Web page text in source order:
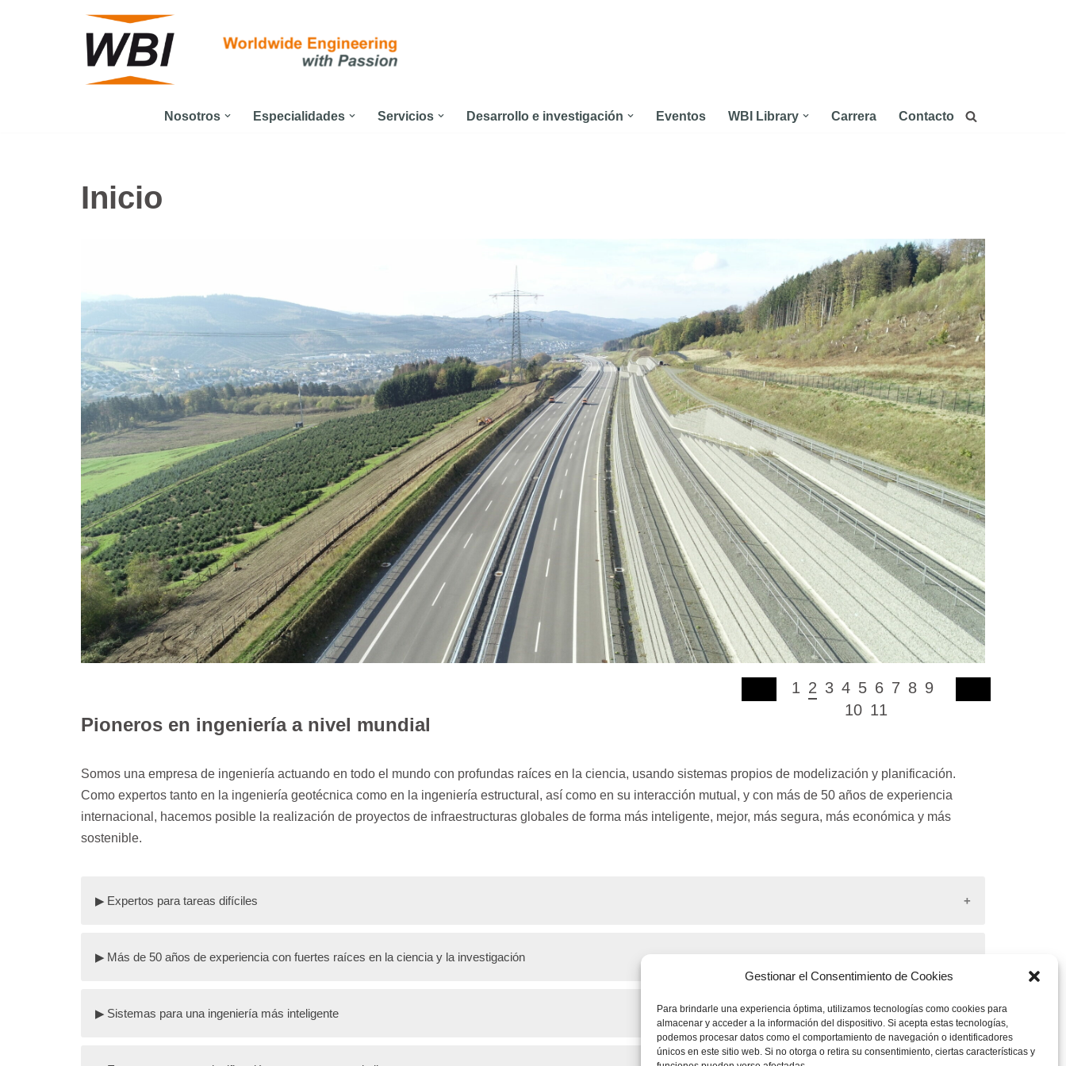
Gestionar el Consentimiento de Cookies
Para brindarle una experiencia óptima, utilizamos tecnologías como cookies para
almacenar y acceder a la información del dispositivo. Si acepta estas tecnologías,
podemos procesar datos como el comportamiento de navegación o identificadores
únicos en este sitio web. Si no otorga o retira su consentimiento, ciertas características y
Nosotros Especialidades Servicios Desarrollo e investigación Eventos WBI Library Carrera Contacto
Inicio
1 2 3 4 5 6 7 8 9
10 11
Pioneros en ingeniería a nivel mundial
Somos una empresa de ingeniería actuando en todo el mundo con profundas raíces en la ciencia, usando sistemas propios de modelización y planificación.
Como expertos tanto en la ingeniería geotécnica como en la ingeniería estructural, así como en su interacción mutual, y con más de 50 años de experiencia
internacional, hacemos posible la realización de proyectos de infraestructuras globales de forma más inteligente, mejor, más segura, más económica y más
sostenible.
Expertos para tareas difíciles
hidroeléctricas, taludes y terraplenes, construcción profunda y cimentaciones.
Our services cover the whole range of planning and design – from feasibility to detailed – as well as ground and tunneling expertises, review of designs, site
supervision, monitoring and technical advisory and expert services. We are renowed globally for solving tasks that require high skills, the best systems, and
Más de 50 años de experiencia con fuertes raíces en la ciencia y la investigación
México, Santiago de Chile y Lima, Perú.
El fundador de WBI, el profesor Dr.-Ing. E.h. Walter Wittke, es una autoridad mundialmente reconocida en el campo de la ingeniería geotécnica con más de
Sistemas para una ingeniería más inteligente
AJRM. Permite considerar y modelar las propiedades